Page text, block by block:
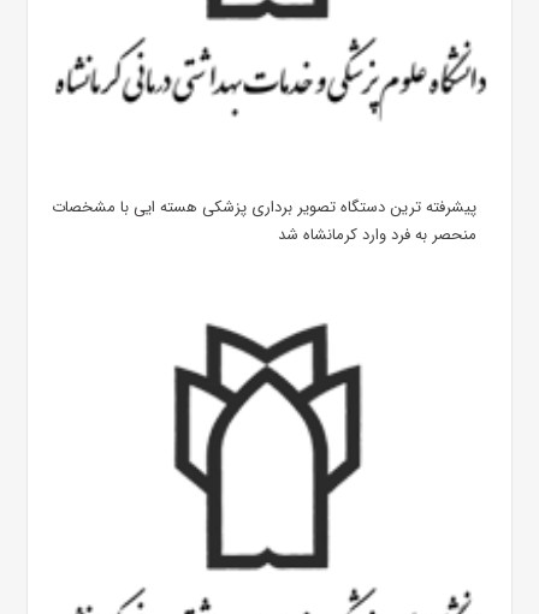
پیشرفته ترین دستگاه تصویر برداری پزشکی هسته ایی با مشخصات
منحصر به فرد وارد کرمانشاه شد